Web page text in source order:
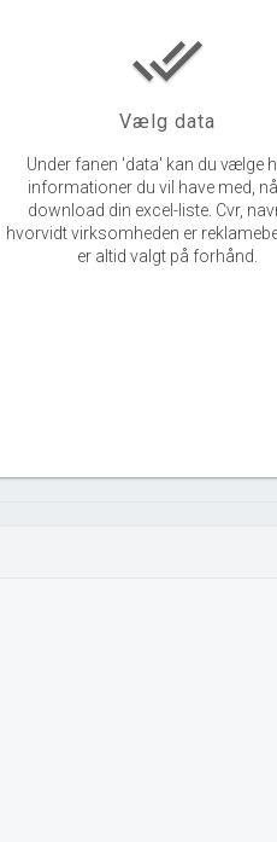
done_all
Vælg data
Under fanen 'data' kan du vælge
informationer du vil have med,
download din excel-liste. Cvr,
hvorvidt virksomheden er
er altid valgt på forhånd.